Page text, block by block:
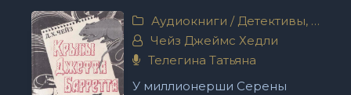
Аудиокниги / Детективы, триллеры
Чейз Джеймс Хедли
Телегина Татьяна
У миллионерши Серены